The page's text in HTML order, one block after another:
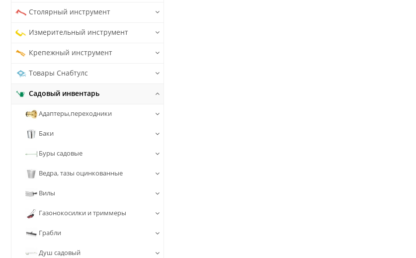
Столярный инструмент
Измерительный инструмент
Крепежный инструмент
Товары Снабтулс
Садовый инвентарь
Адаптеры,переходники
Баки
Буры садовые
Ведра, тазы оцинкованные
Вилы
Газонокосилки и триммеры
Грабли
Душ садовый